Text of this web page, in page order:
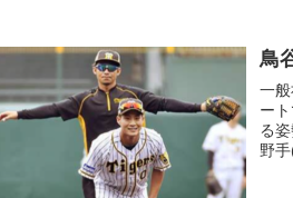
鳥
一
ー
る
野